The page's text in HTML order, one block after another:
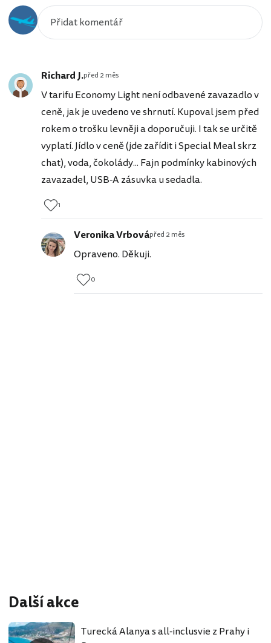
Richard J.před 2 měs
V tarifu Economy Light není odbavené zavazadlo v
ceně, jak je uvedeno ve shrnutí. Kupoval jsem před
rokem o trošku levněji a doporučuji. I tak se určitě
vyplatí. Jídlo v ceně (jde zařídit i Special Meal skrz
chat), voda, čokolády... Fajn podmínky kabinových
zavazadel, USB-A zásuvka u sedadla.
1
Veronika Vrbovápřed 2 měs
Opraveno. Děkuji.
0
Další akce
Turecká Alanya s all-inclusvie z Prahy i